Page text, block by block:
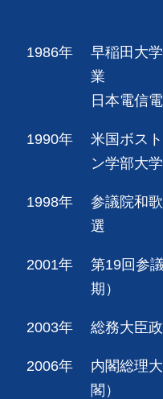
1986年
早稲田大
業
日本電信
1990年
米国ボス
ン学部大
1998年
参議院和
選
2001年
第19回参
期）
2003年 総務大臣
2006年
内閣総理
閣）